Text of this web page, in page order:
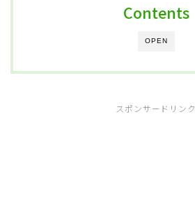
OPEN
Contents
スポンサードリンク